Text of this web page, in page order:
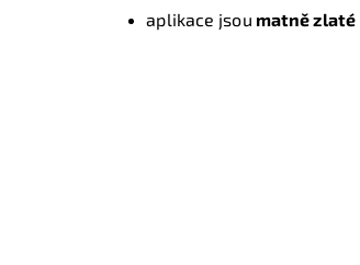
aplikace jsou matně zlaté